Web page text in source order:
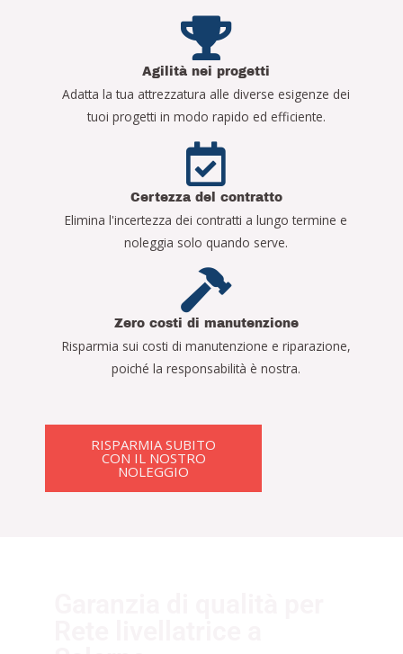
Agilità nei progetti
Adatta la tua attrezzatura alle diverse esigenze dei
tuoi progetti in modo rapido ed efficiente.
Certezza del contratto
Elimina l'incertezza dei contratti a lungo termine e
noleggia solo quando serve.
Zero costi di manutenzione
Risparmia sui costi di manutenzione e riparazione,
poiché la responsabilità è nostra.
RISPARMIA SUBITO
CON IL NOSTRO
NOLEGGIO